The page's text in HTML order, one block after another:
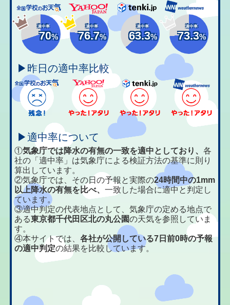
適中率
70%
適中率
76.7%
適中率
63.3%
適中率
73.3%
▶昨日の適中率比較
▶適中率について
①気象庁では降水の有無の一致を適中としており、各
社の「適中率」は気象庁による検証方法の基準に則り
算出しています。
②気象庁では、その日の予報と実際の24時間中の1mm
以上降水の有無を比べ、一致した場合に適中と判定し
ています。
③適中判定の代表地点として、気象庁の定める地点で
ある東京都千代田区北の丸公園の天気を参照していま
す。
④本サイトでは、各社が公開している7日前0時の予報
の適中判定の結果を比較しています。